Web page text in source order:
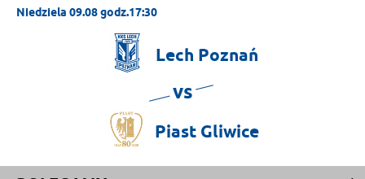
Niedziela 09.08 godz.17:30
Lech Poznań
vs
Piast Gliwice